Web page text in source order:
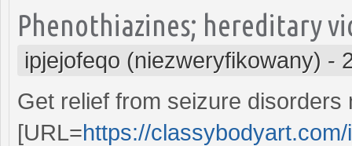
Phenothiazines; hereditary
ipjejofeqo (niezweryfikowany) -
Get relief from seizure disorders
[URL=https://